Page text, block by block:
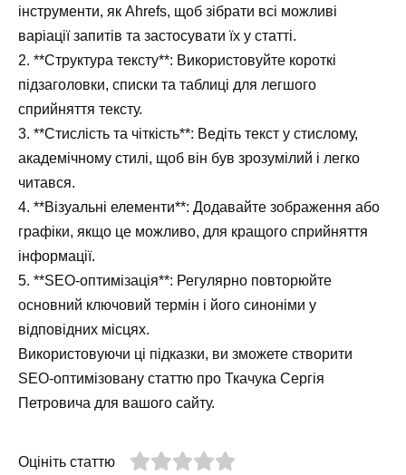
інструменти, як Ahrefs, щоб зібрати всі можливі
варіації запитів та застосувати їх у статті.
2. **Структура тексту**: Використовуйте короткі
підзаголовки, списки та таблиці для легшого
сприйняття тексту.
3. **Стислість та чіткість**: Ведіть текст у стислому,
академічному стилі, щоб він був зрозумілий і легко
читався.
4. **Візуальні елементи**: Додавайте зображення або
графіки, якщо це можливо, для кращого сприйняття
інформації.
5. **SEO-оптимізація**: Регулярно повторюйте
основний ключовий термін і його синоніми у
відповідних місцях.
Використовуючи ці підказки, ви зможете створити
SEO-оптимізовану статтю про Ткачука Сергія
Петровича для вашого сайту.
Оцініть статтю